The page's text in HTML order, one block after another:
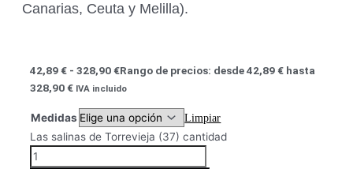
Canarias, Ceuta y Melilla).
42,89€ - 328,90€Rango de precios: desde 42,89 € hasta
328,90 € IVA incluido
Medidas Limpiar
Las salinas de Torrevieja (37) cantidad